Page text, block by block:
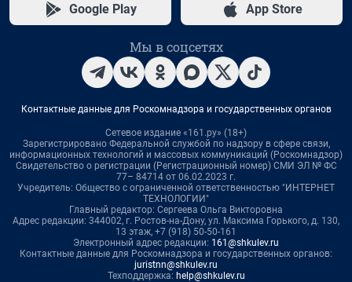
Google Play App Store
Мы в соцсетях
Контактные данные для Роскомнадзора и государственных органов
Сетевое издание «161.ру» (18+)
Зарегистрировано Федеральной службой по надзору в сфере связи,
информационных технологий и массовых коммуникаций (Роскомнадзор)
Свидетельство о регистрации (Регистрационный номер) СМИ ЭЛ № ФС
77– 84714 от 06.02.2023 г.
Учредитель: Общество с ограниченной ответственностью "ИНТЕРНЕТ
ТЕХНОЛОГИИ"
Главный редактор: Сергеева Ольга Викторовна
Адрес редакции: 344002, г. Ростов-на-Дону, ул. Максима Горького, д. 130,
13 этаж, +7 (918) 50-50-161
Электронный адрес редакции: 161@shkulev.ru
Контактные данные для Роскомнадзора и государственных органов:
juristnn@shkulev.ru
Техподдержка: help@shkulev.ru